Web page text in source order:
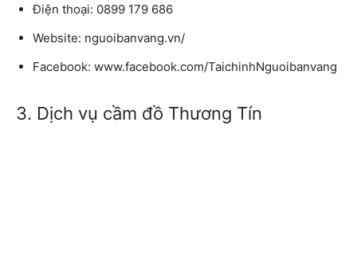
Điện thoại: 0899 179 686
Website: nguoibanvang.vn/
Facebook: www.facebook.com/TaichinhNguoibanvang
3. Dịch vụ cầm đồ Thương Tín